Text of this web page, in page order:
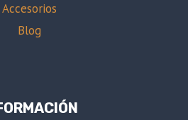
Accesorios
Blog